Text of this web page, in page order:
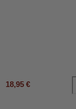
18,95 €